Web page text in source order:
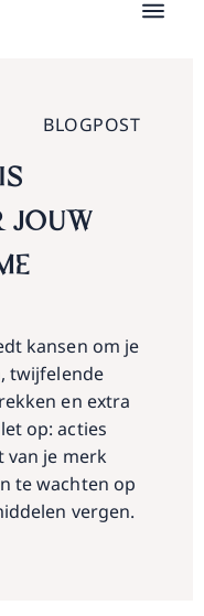
BLOGPOST
JOUW
kansen om je
twijfelende
en extra
op: acties
van je merk
te wachten op
vergen.